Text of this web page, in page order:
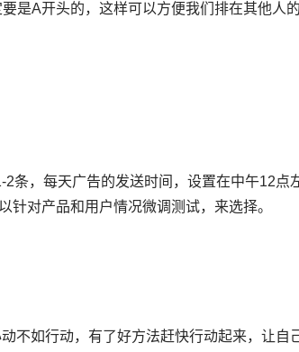
A开头的，这样可以方便我们排在其他人的
，每天广告的发送时间，设置在中午12点
对产品和用户情况微调测试，来选择。
如行动，有了好方法赶快行动起来，让自